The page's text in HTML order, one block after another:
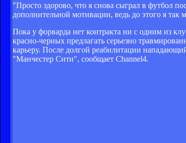
"Просто здорово, что я снова сыграл в футбол
дополнительной мотивации, ведь до этого я так
Пока у форварда нет контракта ни с одним из
красно-черных предлагать серьезно
карьеру. После долгой реабилитации
"Манчестер Сити", сообщает Channel4.